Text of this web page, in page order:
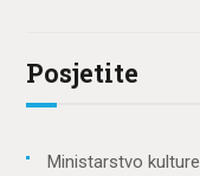
Posjetite
Ministarstvo